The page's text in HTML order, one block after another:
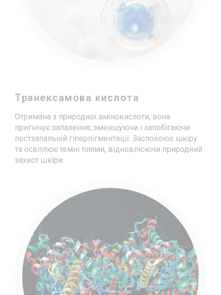
Транексамова кислота
Отримана з природної амінокислоти, вона
пригнічує запалення, зменшуючи і запобігаючи
постзапальній гіперпігментації. Заспокоює шкіру
та освітлює темні плями, відновлюючи природний
захист шкіри.